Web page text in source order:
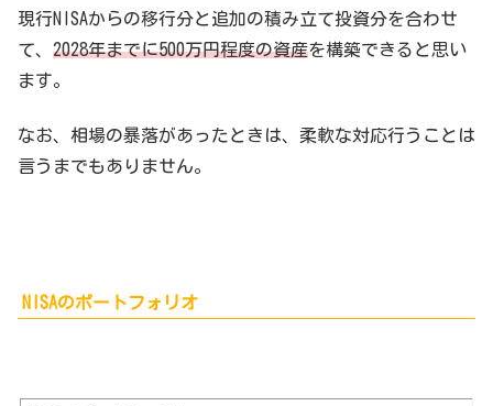
現行NISAからの移行分と追加の積み立て投資分を合わせ
て、 2028年までに500万円程度の資産を構築できると思い
ます。
なお、相場の暴落があったときは、柔軟な対応行うことは
言うまでもありません。
NISAのポートフォリオ